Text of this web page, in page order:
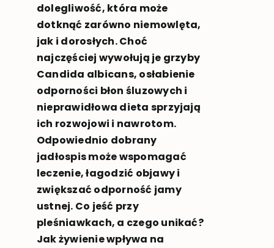
dolegliwość, która może
dotknąć zarówno niemowlęta,
jak i dorosłych. Choć
najczęściej wywołują je grzyby
Candida albicans, osłabienie
odporności błon śluzowych i
nieprawidłowa dieta sprzyjają
ich rozwojowi i nawrotom.
Odpowiednio dobrany
jadłospis może wspomagać
leczenie, łagodzić objawy i
zwiększać odporność jamy
ustnej. Co jeść przy
pleśniawkach, a czego unikać?
Jak żywienie wpływa na